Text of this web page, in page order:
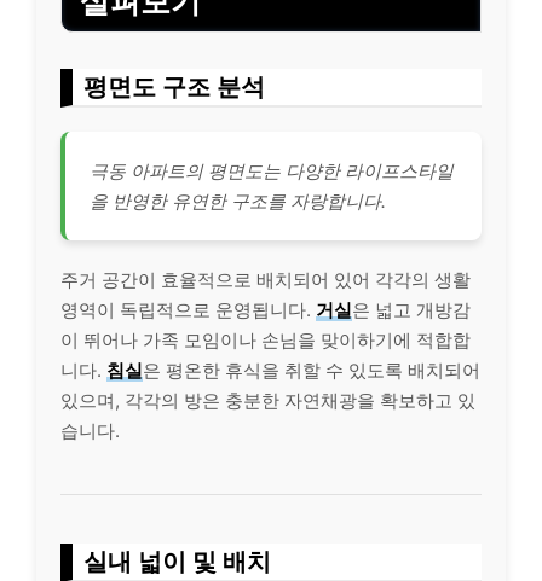
평면도 구조 분석
극동 아파트의 평면도는 다양한 라이프스타일
을 반영한 유연한 구조를 자랑합니다.
주거 공간이 효율적으로 배치되어 있어 각각의 생활
영역이 독립적으로 운영됩니다. 거실은 넓고 개방감
이 뛰어나 가족 모임이나 손님을 맞이하기에 적합합
니다. 침실은 평온한 휴식을 취할 수 있도록 배치되어
있으며, 각각의 방은 충분한 자연채광을 확보하고 있
습니다.
실내 넓이 및 배치